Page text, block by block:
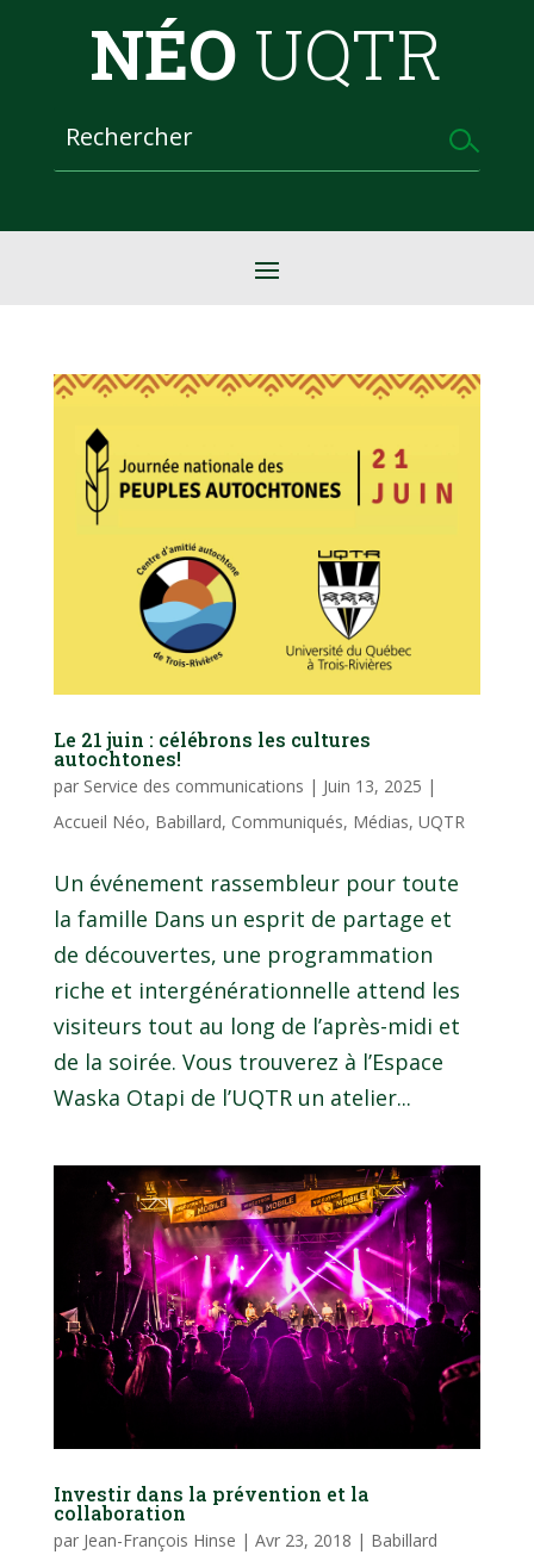
NÉO UQTR
Le 21 juin : célébrons les cultures
autochtones!
par Service des communications | Juin 13, 2025 |
Accueil Néo, Babillard, Communiqués, Médias, UQTR
Un événement rassembleur pour toute
la famille Dans un esprit de partage et
de découvertes, une programmation
riche et intergénérationnelle attend les
visiteurs tout au long de l’après-midi et
de la soirée. Vous trouverez à l’Espace
Waska Otapi de l’UQTR un atelier...
Investir dans la prévention et la
collaboration
par Jean-François Hinse | Avr 23, 2018 | Babillard